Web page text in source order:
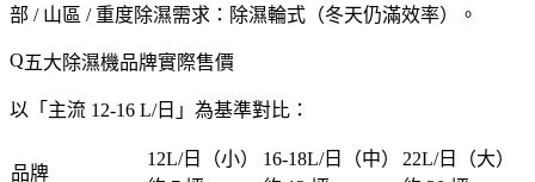
部 / 山區 / 重度除濕需求 ：除濕輪式（冬天仍滿效率）。
五大除濕機品牌實際售價
以「 主流 12-16 L/日 」為基準對比：
品牌
12L/日（小）
16-18L/日（中）
22L/日（大）